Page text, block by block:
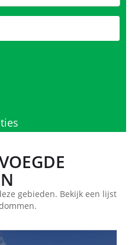
gebieden. Bekijk een lijst